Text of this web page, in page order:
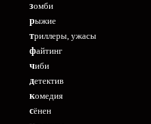
зомби
рыжие
триллеры, ужасы
файтинг
чиби
детектив
комедия
сёнен